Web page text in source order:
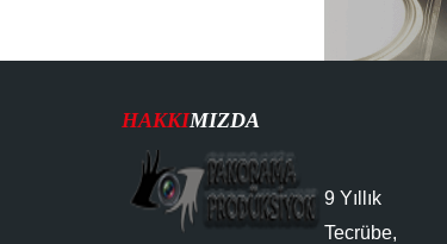
HAKKIMIZDA
9 Yıllık
Tecrübe,